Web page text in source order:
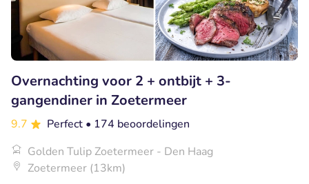
Overnachting voor 2 + ontbijt + 3-
gangendiner in Zoetermeer
9.7 Perfect • 174 beoordelingen
Golden Tulip Zoetermeer - Den Haag
Zoetermeer (13km)